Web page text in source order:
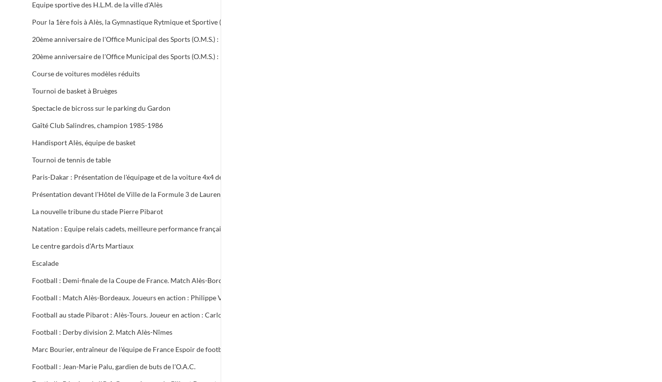
Equipe sportive des H.L.M. de la ville d'Alès
Course de voitures modèles réduits
Tournoi de basket à Bruèges
Spectacle de bicross sur le parking du Gardon
Gaîté Club Salindres, champion 1985-1986
Handisport Alès, équipe de basket
Tournoi de tennis de table
La nouvelle tribune du stade Pierre Pibarot
Le centre gardois d'Arts Martiaux
Escalade
Football : Derby division 2. Match Alès-Nîmes
Football : Jean-Marie Palu, gardien de buts de l'O.A.C.